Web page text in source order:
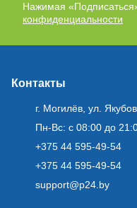
Нажимая
конфиденциальности
Контакты
г. Могилёв, ул.
Пн-Вс: с 08:00 до
+375 44 595-49-54
+375 44 595-49-54
support@p24.by